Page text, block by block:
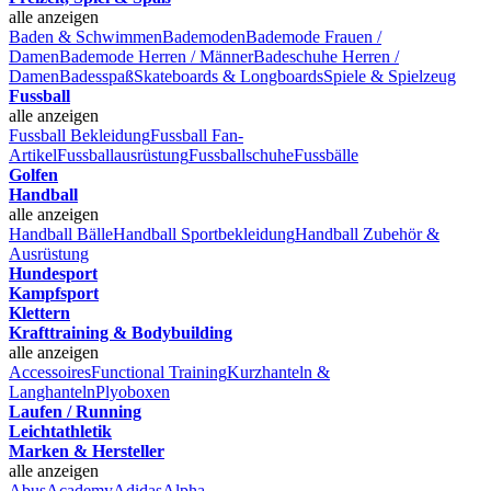
alle anzeigen
Baden & SchwimmenBademodenBademode Frauen /
DamenBademode Herren / MännerBadeschuhe Herren /
DamenBadesspaßSkateboards & LongboardsSpiele & Spielzeug
Fussball
alle anzeigen
Fussball BekleidungFussball Fan-
ArtikelFussballausrüstungFussballschuheFussbälle
Golfen
Handball
alle anzeigen
Handball BälleHandball SportbekleidungHandball Zubehör &
Ausrüstung
Hundesport
Kampfsport
Klettern
Krafttraining & Bodybuilding
alle anzeigen
AccessoiresFunctional TrainingKurzhanteln &
LanghantelnPlyoboxen
Laufen / Running
Leichtathletik
Marken & Hersteller
alle anzeigen